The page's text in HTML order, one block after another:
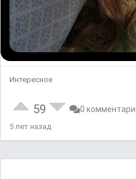
Интересное
59 0
5 лет назад